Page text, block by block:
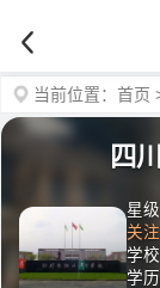
当前位置： 首页
四
星
关
学
学